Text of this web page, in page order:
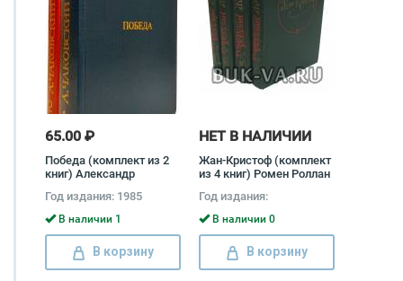
65.00 ₽
Победа (комплект из 2
книг) Александр
Год издания: 1985
В наличии 1
В корзину
НЕТ В НАЛИЧИИ
Жан-Кристоф (комплект
из 4 книг) Ромен Роллан
Год издания:
В наличии 0
В корзину